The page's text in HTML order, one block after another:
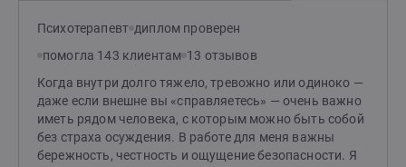
Психотерапевт диплом проверен
помогла 143 клиентам 13 отзывов
Когда внутри долго тяжело, тревожно или одиноко —
даже если внешне вы «справляетесь» — очень важно
иметь рядом человека, с которым можно быть собой
без страха осуждения. В работе для меня важны
бережность, честность и ощущение безопасности. Я